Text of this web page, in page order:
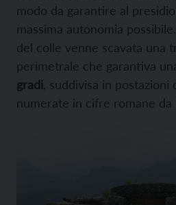
modo da garantire al
massima autonomia
del colle venne scavata una
perimetrale che garantiva
gradi , suddivisa in
numerate in cifre romane da